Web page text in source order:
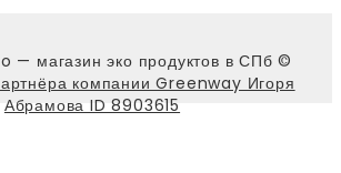
— магазин эко продуктов в СПб ©
компании Greenway Игоря
Абрамова ID 8903615